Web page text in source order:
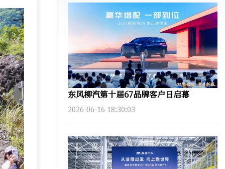
东风柳汽第十届67品牌客户日启幕
2026-06-16 18:30:03